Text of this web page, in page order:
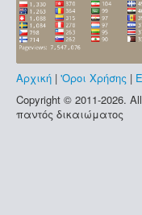
Αρχική | 'Οροι Χρήσης |
Copyright © 2011-2026.
παντός δικαιώματος